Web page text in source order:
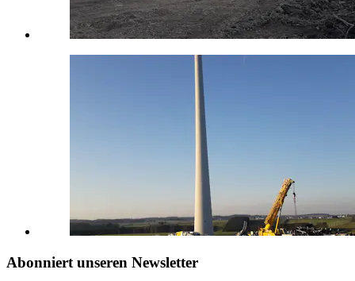
Abonniert unseren Newsletter